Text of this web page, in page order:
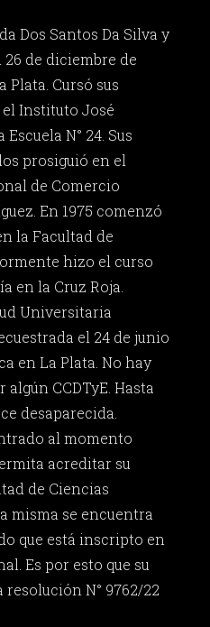
Dos Santos Da Silva y
26 de diciembre de
Plata. Cursó sus
Instituto José
N° 24. Sus
prosiguió en el
de Comercio
En 1975 comenzó
la Facultad de
hizo el curso
en la Cruz Roja.
Universitaria
el 24 de junio
en La Plata. No hay
CCDTyE. Hasta
desaparecida.
al momento
acreditar su
de Ciencias
misma se encuentra
que está inscripto en
Es por esto que su
N° 9762/22